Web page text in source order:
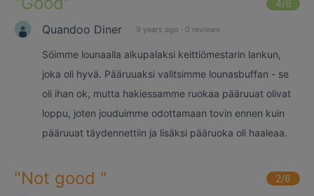
4/6
Quandoo Diner 9 years ago · 0 reviews
Söimme lounaalla alkupalaksi keittiömestarin lankun,
joka oli hyvä. Pääruuaksi valitsimme lounasbuffan - se
oli ihan ok, mutta hakiessamme ruokaa pääruuat olivat
loppu, joten jouduimme odottamaan tovin ennen kuin
pääruuat täydennettiin ja lisäksi pääruoka oli haaleaa.
"Not good " 2/6